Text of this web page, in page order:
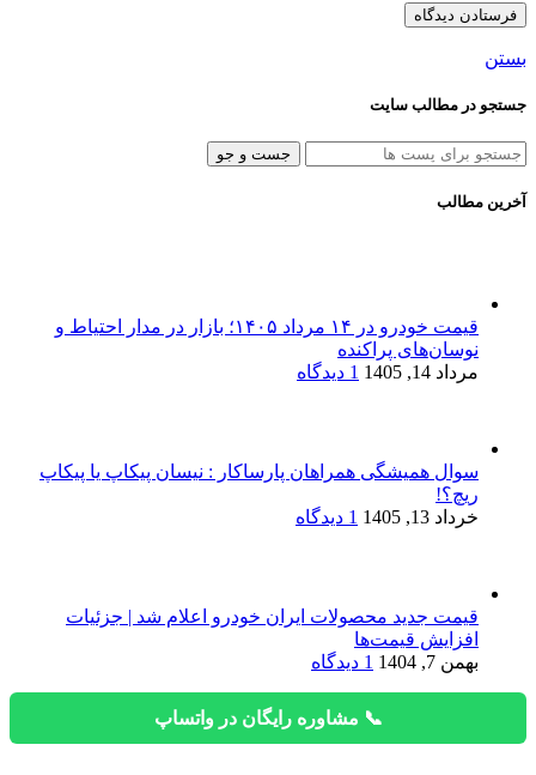
بستن
جستجو در مطالب سایت
جست و جو
آخرین مطالب
قیمت خودرو در ۱۴ مرداد ۱۴۰۵؛ بازار در مدار احتیاط و
نوسان‌های پراکنده
مرداد 14, 1405
1 دیدگاه
سوال همیشگی همراهان پارساکار : نیسان پیکاپ یا پیکاپ
ریچ؟!
خرداد 13, 1405
1 دیدگاه
قیمت جدید محصولات ایران خودرو اعلام شد | جزئیات
افزایش قیمت‌ها
بهمن 7, 1404
1 دیدگاه
📞 مشاوره رایگان در واتساپ